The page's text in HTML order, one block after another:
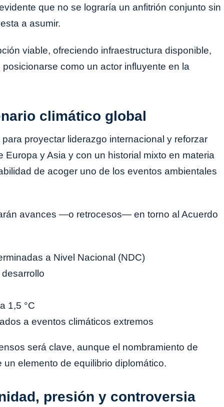
que no se lograría un anfitrión conjunto sin
a asumir.
viable, ofreciendo infraestructura disponible,
como un actor influyente en la
climático global
proyectar liderazgo internacional y reforzar
y Asia y con un historial mixto en materia
de acoger uno de los eventos ambientales
avances —o retrocesos— en torno al Acuerdo
a Nivel Nacional (NDC)
1,5 °C
a eventos climáticos extremos
será clave, aunque el nombramiento de
elemento de equilibrio diplomático.
presión y controversia